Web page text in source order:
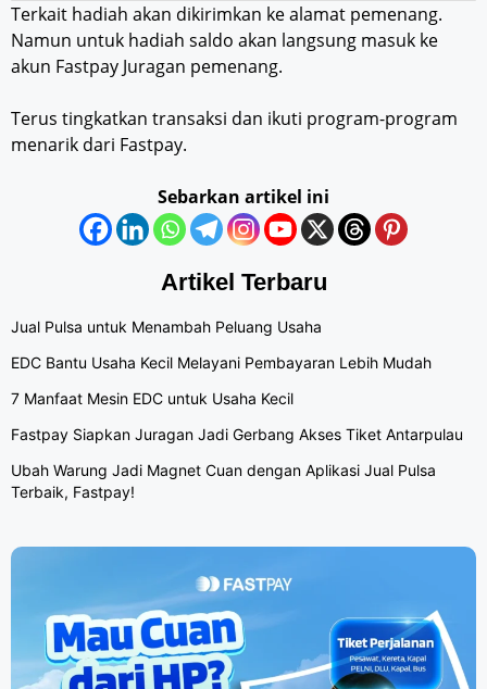
Terkait hadiah akan dikirimkan ke alamat pemenang.
Namun untuk hadiah saldo akan langsung masuk ke
akun Fastpay Juragan pemenang.
Terus tingkatkan transaksi dan ikuti program-program
menarik dari Fastpay.
Sebarkan artikel ini
Artikel Terbaru
Jual Pulsa untuk Menambah Peluang Usaha
EDC Bantu Usaha Kecil Melayani Pembayaran Lebih Mudah
7 Manfaat Mesin EDC untuk Usaha Kecil
Fastpay Siapkan Juragan Jadi Gerbang Akses Tiket Antarpulau
Ubah Warung Jadi Magnet Cuan dengan Aplikasi Jual Pulsa
Terbaik, Fastpay!